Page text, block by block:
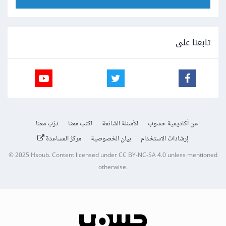
تابعنا على
عن أكاديمية حسوب الأسئلة الشائعة اكتب معنا
درّب معنا
إرشادات الاستخدام
بيان الخصوصية مركز المساعدة
© 2025Hsoub.Content licensed underCC BY-NC-SA 4.0unless mentioned
otherwise.